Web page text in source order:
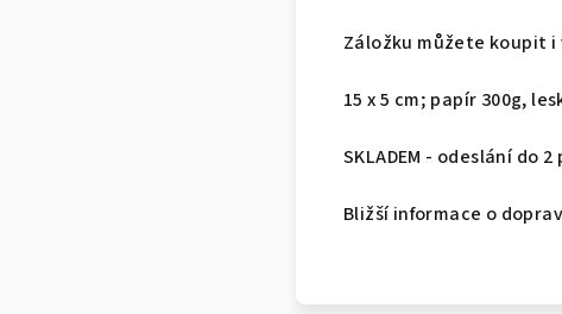
Záložku můžete koupit
15 x 5 cm; papír 300g,
SKLADEM - odeslání do
Bližší informace o